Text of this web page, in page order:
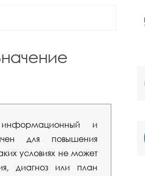
и
для повышения
условиях не может
диагноз или план